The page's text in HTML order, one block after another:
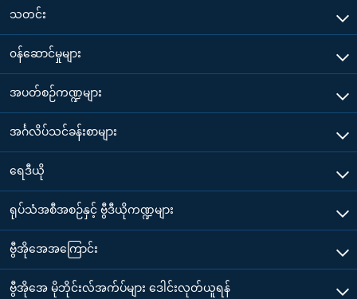
သတင်း
၀န်ဆောင်မှုများ
အပတ်စဉ်ကဏ္ဍများ
အင်္ဂလိပ်သင်ခန်းစာများ
ရေဒီယို
ရုပ်သံအစီအစဉ်နှင့် ဗွီဒီယိုကဏ္ဍများ
ဗွီအိုအေအကြောင်း
ဗွီအိုအေ မိုဘိုင်းလ်အက်ပ်များ ဒေါင်းလုတ်ယူရန်